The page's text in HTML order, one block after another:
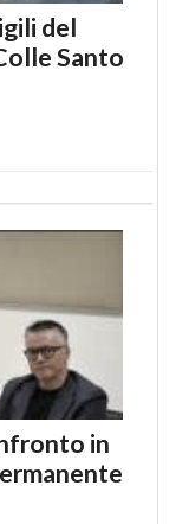
del
Santo
in